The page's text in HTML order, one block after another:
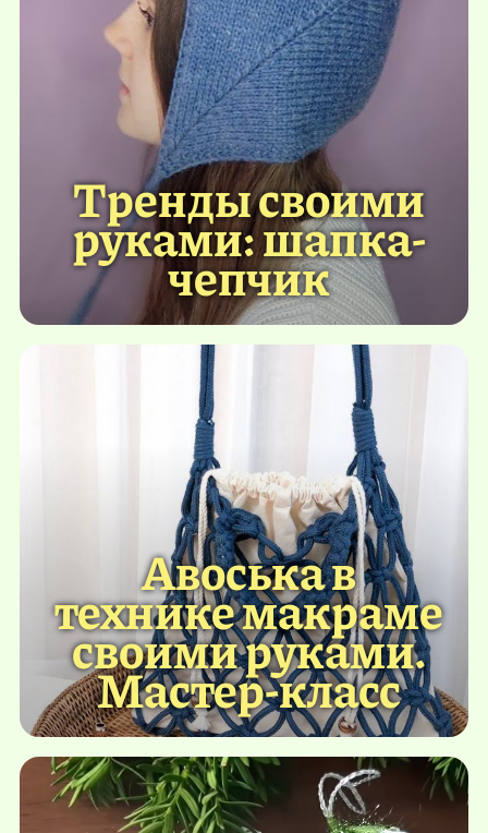
Тренды своими
руками: шапка-
чепчик
Авоська в
технике макраме
своими руками.
Мастер-класс